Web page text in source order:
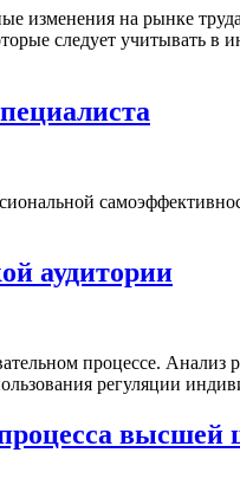
изменения на рынке
следует учитывать в
аудитории
процессе. Анализ
регуляции
процесса